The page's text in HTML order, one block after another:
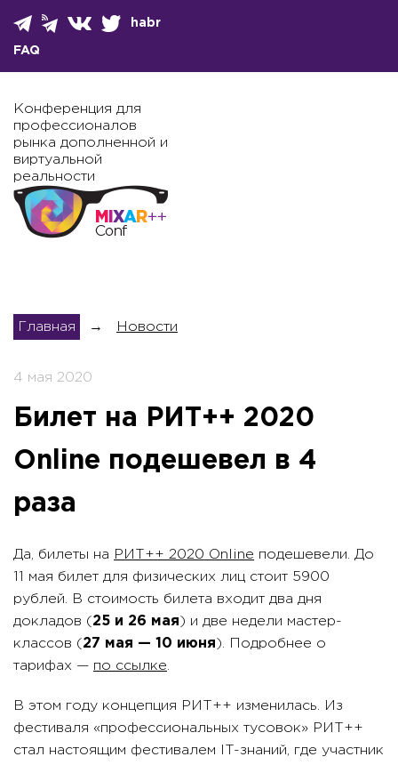
habr
FAQ
Конференция для
профессионалов
рынка дополненной и
виртуальной
реальности
Главная → Новости
4 мая 2020
Билет на РИТ++ 2020
Online подешевел в 4
раза
Да, билеты на РИТ++ 2020 Online подешевели. До
11 мая билет для физических лиц стоит 5900
рублей. В стоимость билета входит два дня
докладов ( 25 и 26 мая ) и две недели мастер-
классов ( 27 мая — 10 июня ). Подробнее о
тарифах — по ссылке.
В этом году концепция РИТ++ изменилась. Из
фестиваля «профессиональных тусовок» РИТ++
стал настоящим фестивалем IT-знаний, где участник